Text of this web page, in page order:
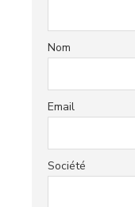
Nom
Email
Société